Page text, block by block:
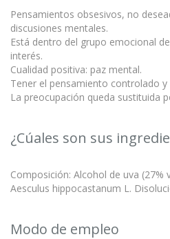
Pensamientos obsesivos, no
discusiones mentales.
Está dentro del grupo emocional
interés.
Cualidad positiva: paz mental.
Tener el pensamiento controlado y
La preocupación queda sustituida
¿Cúales son sus
Composición: Alcohol de uva (27%
Aesculus hippocastanum L.
Modo de empleo